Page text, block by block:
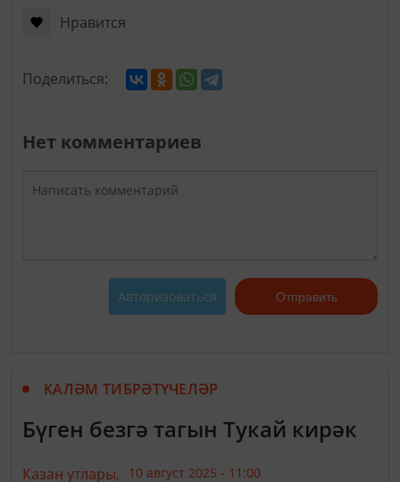
Нравится
Поделиться:
Нет комментариев
Авторизоваться Отправить
КАЛӘМ ТИБРӘТҮЧЕЛӘР
Бүген безгә тагын Тукай кирәк
Казан утлары, 10 август 2025 - 11:00